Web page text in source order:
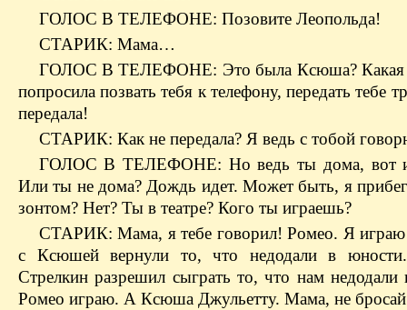
ГОЛОС В ТЕЛЕФОНЕ: Позовите Леопольда!
СТАРИК: Мама…
ГОЛОС В ТЕЛЕФОНЕ: Это была Ксюша? Какая
попросила позвать тебя к телефону, передать тебе
передала!
СТАРИК: Как не передала? Я ведь с тобой
ГОЛОС В ТЕЛЕФОНЕ: Но ведь ты дома, вот
Или ты не дома? Дождь идет. Может быть, я
зонтом? Нет? Ты в театре? Кого ты играешь?
СТАРИК: Мама, я тебе говорил! Ромео. Я
с Ксюшей вернули то, что недодали в
Стрелкин разрешил сыграть то, что нам
Ромео играю. А Ксюша Джульетту. Мама, не бросай